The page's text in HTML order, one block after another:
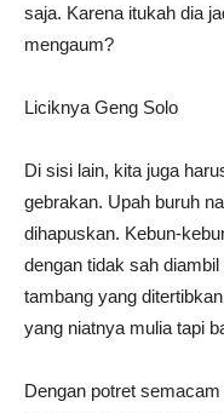
saja. Karena itukah dia
mengaum?
Liciknya Geng Solo
Di sisi lain, kita juga
gebrakan. Upah buruh
dihapuskan. Kebun-
dengan tidak sah
tambang yang
yang niatnya mulia tapi
Dengan potret